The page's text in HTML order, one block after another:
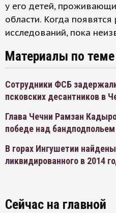
у его детей,
области. Когда появятся
исследований, пока
Материалы по теме
Сотрудники ФСБ
псковских десантников в
Глава Чечни Рамзан
победе над бандподпольем
В горах Ингушетии
ликвидированного в 2014
Сейчас на главной